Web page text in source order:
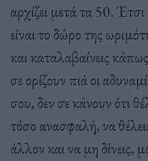
αρχίζει µετά τα 50.
είναι το δώρο της
και καταλαβαίνεις
σε ορίζουν πιά οι
σου, δεν σε κάνουν ότι
τόσο ανασφαλή, να
άλλον και να µη δίνεις,